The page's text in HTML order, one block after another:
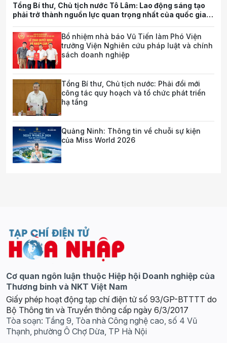
Tổng Bí thư, Chủ tịch nước Tô Lâm: Lao động sáng tạo
phải trở thành nguồn lực quan trọng nhất của quốc gia
Bổ nhiệm nhà báo Vũ Tiến làm Phó Viện
trưởng Viện Nghiên cứu pháp luật và chính
sách doanh nghiệp
Tổng Bí thư, Chủ tịch nước: Phải đổi mới
công tác quy hoạch và tổ chức phát triển
hạ tầng
Quảng Ninh: Thông tin về chuỗi sự kiện
của Miss World 2026
Cơ quan ngôn luận thuộc Hiệp hội Doanh nghiệp của
Thương binh và NKT Việt Nam
Giấy phép hoạt động tạp chí điện tử số 93/GP-BTTTT do
Bộ Thông tin và Truyền thông cấp ngày 6/3/2017
Tòa soạn: Tầng 9, Tòa nhà Công nghệ cao, số 4 Vũ
Thạnh, phường Ô Chợ Dừa, TP Hà Nội